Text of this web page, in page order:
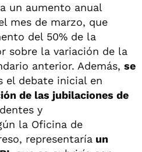
un aumento anual
mes de marzo, que
del 50% de la
sobre la variación de la
anterior. Además, se
el debate inicial en
de las jubilaciones de
y
la Oficina de
representaría un